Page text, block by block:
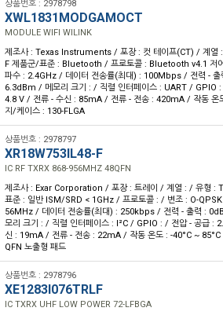
상품번호 : 2978798
XWL1831MODGAMOCT
MODULE WIFI WILINK
제조사 : Texas Instruments / 포장 : 컷 테이프(CT) / 계열
F 제품군/표준 : Bluetooth / 프로토콜 : Bluetooth v4.1 저
파수 : 2.4GHz / 데이터 전송률(최대) : 100Mbps / 전력 -
6.3dBm / 메모리 크기 : / 직렬 인터페이스 : UART / GPIO
4.8 V / 전류 - 수신 : 85mA / 전류 - 전송 : 420mA / 작동 온
지/케이스 : 130-FLGA
상품번호 : 2978797
XR18W753IL48-F
IC RF TXRX 868-956MHZ 48QFN
제조사 : Exar Corporation / 포장 : 트레이 / 계열 : / 유형 :
표준 : 일반 ISM/SRD < 1GHz / 프로토콜 : / 변조 : O-
56MHz / 데이터 전송률(최대) : 250kbps / 전력 - 출력 :
모리 크기 : / 직렬 인터페이스 : I²C / GPIO : / 전압 - 공급 :
신 : 19mA / 전류 - 전송 : 22mA / 작동 온도 : -40°C ~
QFN 노출형 패드
상품번호 : 2978796
XE1283I076TRLF
IC TXRX UHF LOW POWER 72-LFBGA